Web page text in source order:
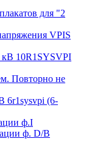
для "2
VPIS
10R1SYSVPI
Повторно не
6r1sysvpi (6-
ф.I
ф. D/B